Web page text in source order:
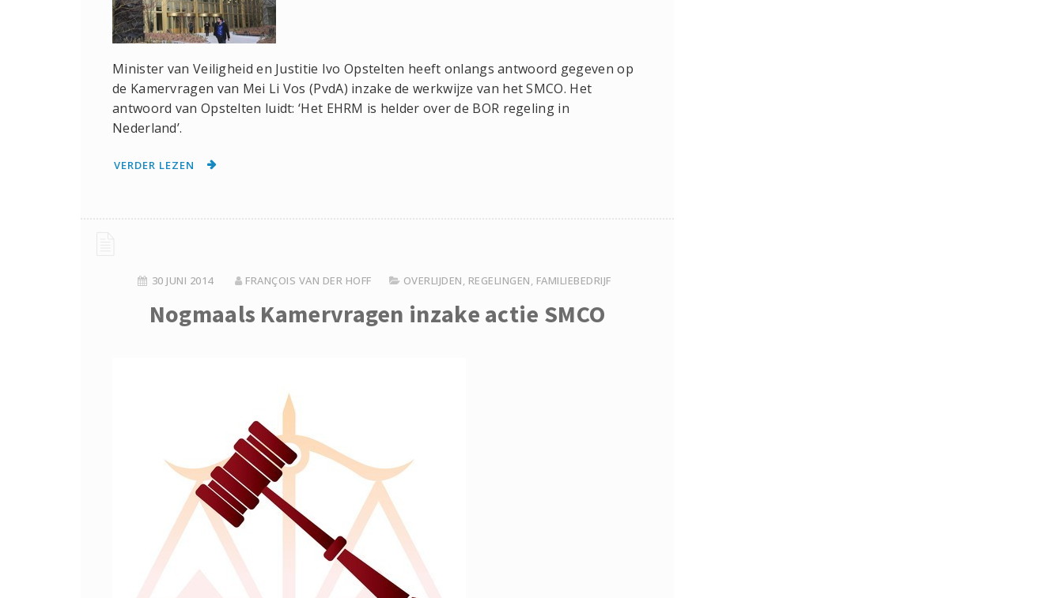
Minister van Veiligheid en Justitie Ivo Opstelten heeft onlangs antwoord gegeven op
de Kamervragen van Mei Li Vos (PvdA) inzake de werkwijze van het SMCO. Het
antwoord van Opstelten luidt: ‘Het EHRM is helder over de BOR regeling in
Nederland’.
VERDER LEZEN
30 JUNI 2014 FRANÇOIS VAN DER HOFF OVERLIJDEN, REGELINGEN, FAMILIEBEDRIJF
Nogmaals Kamervragen inzake actie SMCO